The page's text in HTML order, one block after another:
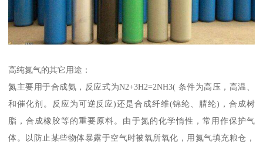
高纯氮气的其它用途：
氮主要用于合成氨，反应式为N2+3H2=2NH3( 条件为高压，高温、
和催化剂。反应为可逆反应)还是合成纤维(锦纶、腈纶)，合成树
脂，合成橡胶等的重要原料。由于氮的化学惰性，常用作保护气
体。以防止某些物体暴露于空气时被氧所氧化，用氮气填充粮仓，